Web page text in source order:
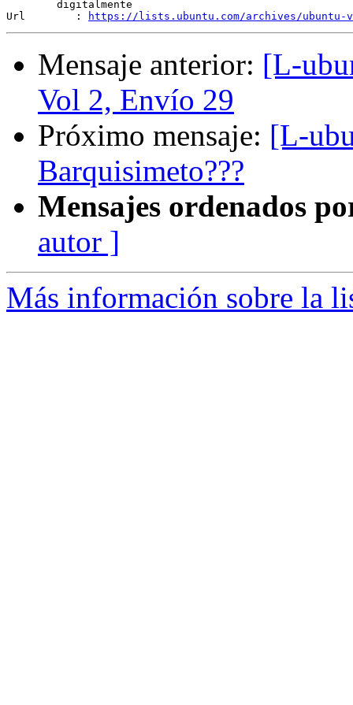
Url        :
https://lists.ubuntu.com/archives/ubuntu-
Mensaje anterior: [L-
Vol 2, Envío 29
Próximo mensaje: [L-
Barquisimeto???
Mensajes ordenados
autor ]
Más información sobre la